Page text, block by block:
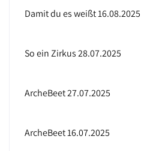
Damit du es weißt 16.08.2025
So ein Zirkus 28.07.2025
ArcheBeet 27.07.2025
ArcheBeet 16.07.2025